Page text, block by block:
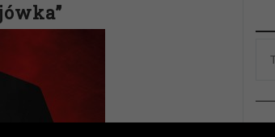
Ważna informacja!